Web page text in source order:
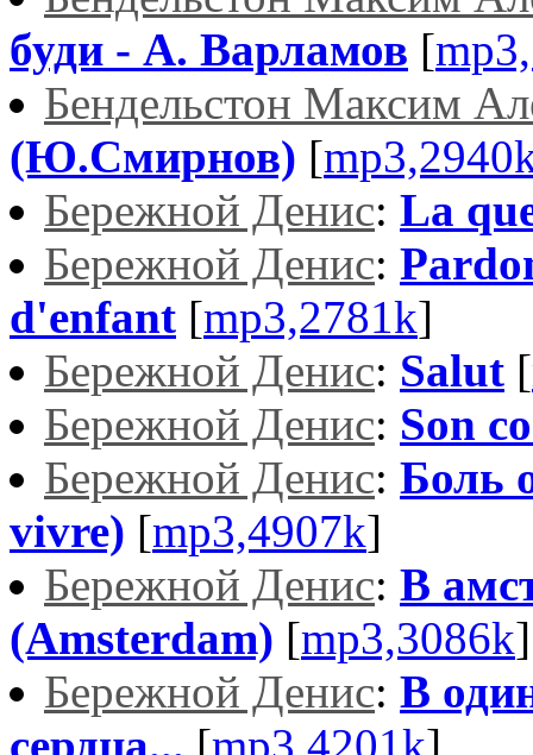
буди - А. Варламов [
Бендельстон Максим
(Ю.Смирнов) [
Бережной Денис: La
Бережной Денис:
d'enfant [mp3,2781k]
Бережной Денис: Salut [
Бережной Денис: Son
Бережной Денис: Боль
vivre) [mp3,4907k]
Бережной Денис: В
(Amsterdam) [mp3,3086k]
Бережной Денис: В